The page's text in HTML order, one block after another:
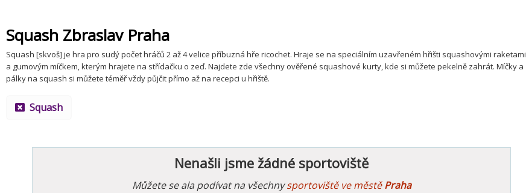
Squash Zbraslav Praha
Squash [skvoš] je hra pro sudý počet hráčů 2 až 4 velice příbuzná hře ricochet. Hraje se na speciálním uzavřeném hřišti squashovými raketami
a gumovým míčkem, kterým hrajete na střídačku o zeď. Najdete zde všechny ověřené squashové kurty, kde si můžete pekelně zahrát. Míčky a
pálky na squash si můžete téměř vždy půjčit přímo až na recepci u hřiště.
Squash
Nenašli jsme žádné sportoviště
Můžete se ala podívat na všechnysportoviště ve městěPraha